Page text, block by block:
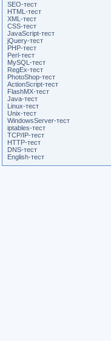
SEO-тест
HTML-тест
XML-тест
CSS-тест
JavaScript-тест
jQuery-тест
PHP-тест
Perl-тест
MySQL-тест
RegEx-тест
PhotoShop-тест
ActionScript-тест
FlashMX-тест
Java-тест
Linux-тест
Unix-тест
WindowsServer-тест
iptables-тест
TCP/IP-тест
HTTP-тест
DNS-тест
English-тест